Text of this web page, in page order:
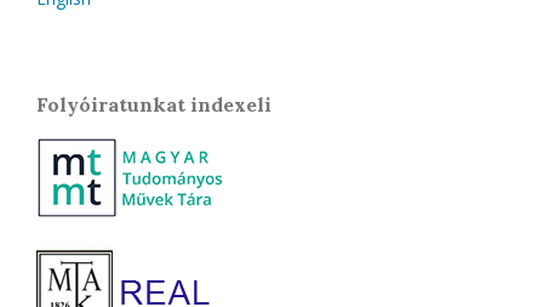
Folyóiratunkat indexeli